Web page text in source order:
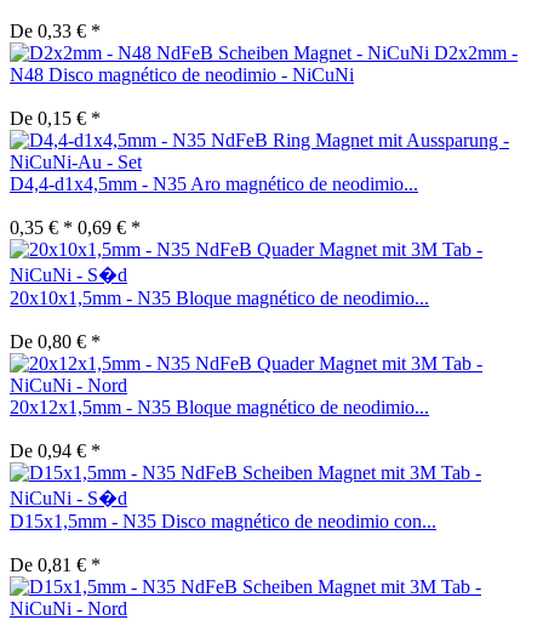
De 0,33 € *
D2x2mm -
N48 Disco magnético de neodimio - NiCuNi
De 0,15 € *
D4,4-d1x4,5mm - N35 Aro magnético de neodimio...
0,35 € * 0,69 € *
20x10x1,5mm - N35 Bloque magnético de neodimio...
De 0,80 € *
20x12x1,5mm - N35 Bloque magnético de neodimio...
De 0,94 € *
D15x1,5mm - N35 Disco magnético de neodimio con...
De 0,81 € *